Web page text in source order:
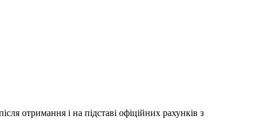
отримання і на підставі офіційних рахунків з